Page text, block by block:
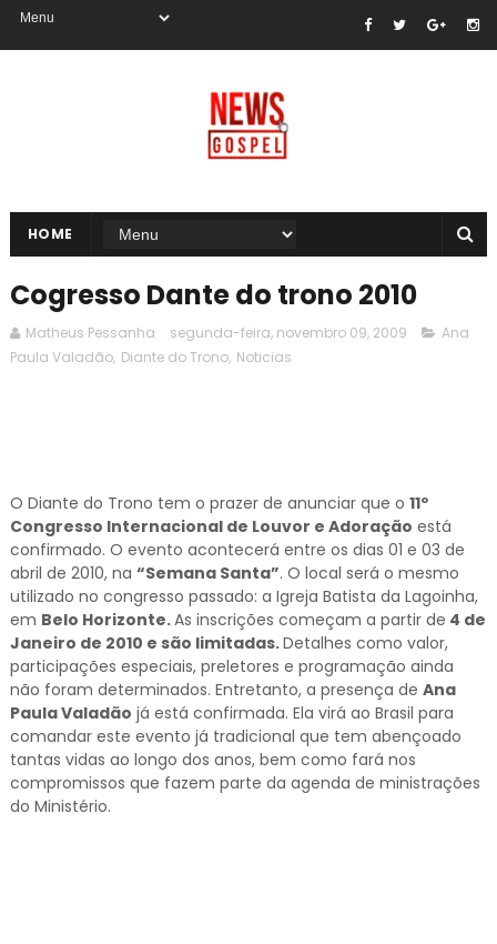
HOME
Cogresso Dante do trono 2010
Matheus Pessanha segunda-feira, novembro 09, 2009
Ana
Paula Valadão, Diante do Trono, Noticias
O Diante do Trono tem o prazer de anunciar que o 11º
Congresso Internacional de Louvor e Adoração está
confirmado. O evento acontecerá entre os dias 01 e 03 de
abril de 2010, na “Semana Santa”. O local será o mesmo
utilizado no congresso passado: a Igreja Batista da Lagoinha,
em Belo Horizonte.As inscrições começam a partir de 4 de
Janeiro de 2010 e são limitadas.Detalhes como valor,
participações especiais, preletores e programação ainda
não foram determinados. Entretanto, a presença de Ana
Paula Valadão já está confirmada. Ela virá ao Brasil para
comandar este evento já tradicional que tem abençoado
tantas vidas ao longo dos anos, bem como fará nos
compromissos que fazem parte da agenda de ministrações
do Ministério.